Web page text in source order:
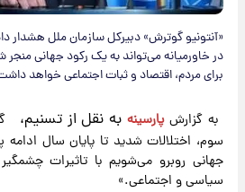
«آنتونیو گوترش» دبیرکل سازمان ملل هشدار
در خاورمیانه می‌تواند به یک رکود جهانی
برای مردم، اقتصاد و ثبات اجتماعی خواهد
​به گزارش پارسینه به نقل از تسنیم،
سوم، اختلالات شدید تا پایان سال ادامه
جهانی روبرو می‌شویم با تاثیرات
سیاسی و اجتماعی.»